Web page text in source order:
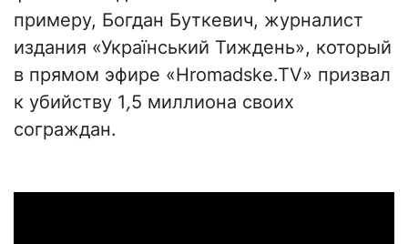
примеру, Богдан Буткевич, журналист
издания «Український Тиждень», который
в прямом эфире «Hromadske.TV» призвал
к убийству 1,5 миллиона своих
сограждан.